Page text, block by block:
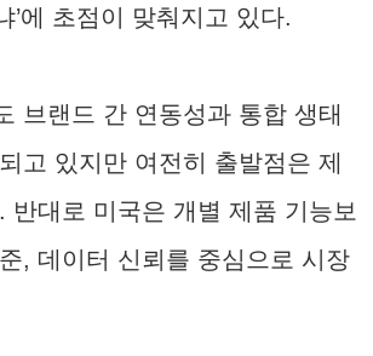
’에 초점이 맞춰지고 있다.
브랜드 간 연동성과 통합 생태
고 있지만 여전히 출발점은 제
반대로 미국은 개별 제품 기능보
, 데이터 신뢰를 중심으로 시장